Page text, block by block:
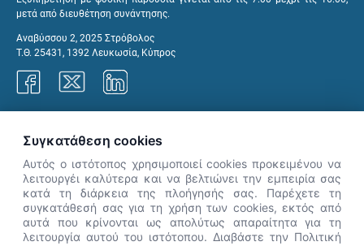
μετά από διευθέτηση συνάντησης.
Αναβύσσου 2, 2025 Στρόβολος
Τ.Θ. 25431, 1392 Λευκωσία, Κύπρος
👋 Καλώς ήρθες! Είμαι η Νόησις.
Πες μου πώς μπορώ να σε βοηθήσω
Συγκατάθεση cookies
Αυτός ο ιστότοπος χρησιμοποιεί cookies προκειμένου να
λειτουργέι καλύτερα και να βελτιώνει την εμπειρία σας
κατά τη διάρκεια της πλοήγησής σας. Παρέχετε τη
συγκατάθεσή σας για τη χρήση των cookies, εκτός από
αυτά που κρίνονται ως απολύτως απαραίτητα για τη
λειτουργία αυτού του ιστότοπου. Διαβάστε την Πολιτική